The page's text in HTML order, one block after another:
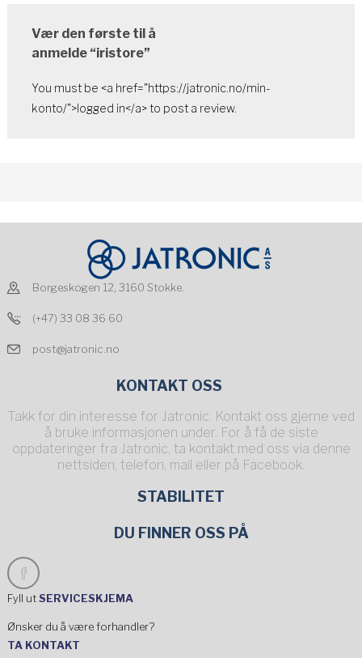
Vær den første til å
anmelde “iristore”
You must be <a href="https://jatronic.no/min-
konto/">logged in</a> to post a review.
Borgeskogen 12, 3160 Stokke.
(+47) 33 08 36 60
post@jatronic.no
KONTAKT OSS
Takk for din interesse for Jatronic. Kontakt oss gjerne ved
å bruke informasjonen under. For å få de siste
oppdateringer fra Jatronic, ta kontakt med oss via denne
nettsiden, telefon, mail eller på Facebook.
STABILITET
DU FINNER OSS PÅ
Fyll utSERVICESKJEMA
Ønsker du å være forhandler?
TA KONTAKT